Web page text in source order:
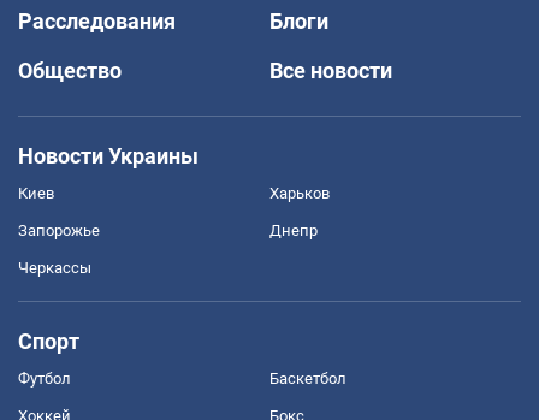
Расследования
Блоги
Общество
Все новости
Новости Украины
Киев Харьков
Запорожье Днепр
Черкассы
Спорт
Футбол Баскетбол
Хоккей Бокс